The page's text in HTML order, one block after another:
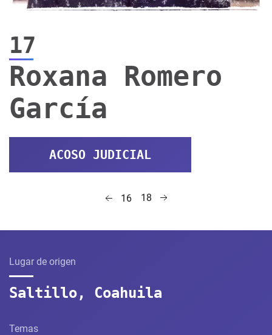
17
Roxana Romero
García
ACOSO JUDICIAL
16 18
Lugar de origen
Saltillo, Coahuila
Temas